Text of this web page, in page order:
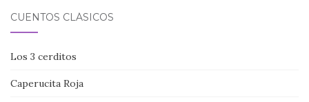
CUENTOS CLÁSICOS
Los 3 cerditos
Caperucita Roja